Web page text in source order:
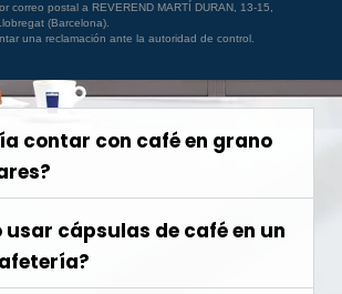
correo postal a REVEREND MARTÍ DURAN, 13-15,
(Barcelona).
una reclamación ante la autoridad de control.
contar con café en grano
usar cápsulas de café en un